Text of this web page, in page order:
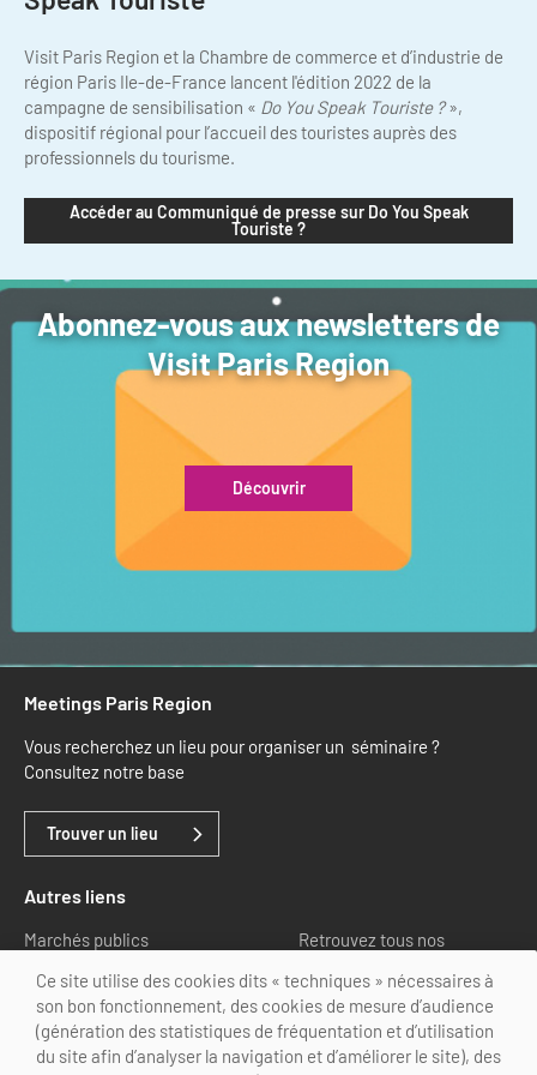
Le Label Villes et Villages Fleuris
L'organisation du label
S'investir dans le label
L'organisation des visites
Remise des Prix
Inscription à la newsletter
Institutionnels du tourisme
Visit Paris Region et la Chambre de commerce et d’industrie de
région Paris Ile-de-France lancent l'édition 2022 de la
campagne de sensibilisation « Do You Speak Touriste ?»,
dispositif régional pour l’accueil des touristes auprès des
professionnels du tourisme.
Accéder au Communiqué de presse sur Do You Speak
Touriste ?
Abonnez-vous aux newsletters de
Visit Paris Region
Découvrir
Meetings Paris Region
Vous recherchez un lieu pour organiser un séminaire ?
Consultez notre base
Trouver un lieu
Autres liens
Marchés publics
Retrouvez tous nos
Nous suivre
Ce site utilise des cookies dits « techniques » nécessaires à
son bon fonctionnement, des cookies de mesure d’audience
(génération des statistiques de fréquentation et d’utilisation
du site afin d’analyser la navigation et d’améliorer le site), des